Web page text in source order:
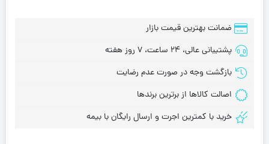
ضمانت بهترین قیمت بازار
پشتیبانی عالی، 24 ساعت، 7 روز هفته
بازگشت وجه در صورت عدم رضایت
اصالت کالاها از برترین برندها
خرید با کمترین اجرت و ارسال رایگان با بیمه